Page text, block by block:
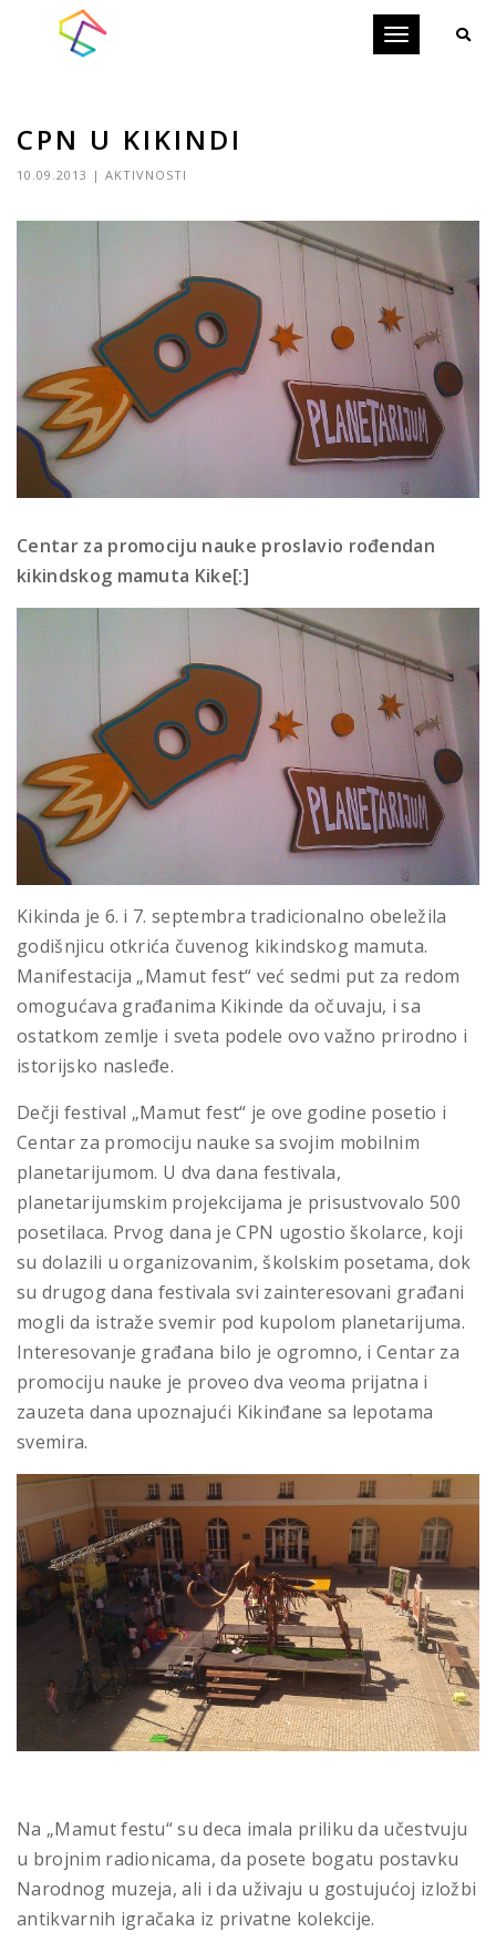
Toggle
CPN U KIKINDI
10.09.2013 | AKTIVNOSTI
Centar za promociju nauke proslavio rođendan
kikindskog mamuta Kike[:]
Kikinda je 6. i 7. septembra tradicionalno obeležila
godišnjicu otkrića čuvenog kikindskog mamuta.
Manifestacija „Mamut fest“ već sedmi put za redom
omogućava građanima Kikinde da očuvaju, i sa
ostatkom zemlje i sveta podele ovo važno prirodno i
istorijsko nasleđe.
Dečji festival „Mamut fest“ je ove godine posetio i
Centar za promociju nauke sa svojim mobilnim
planetarijumom. U dva dana festivala,
planetarijumskim projekcijama je prisustvovalo 500
posetilaca. Prvog dana je CPN ugostio školarce, koji
su dolazili u organizovanim, školskim posetama, dok
su drugog dana festivala svi zainteresovani građani
mogli da istraže svemir pod kupolom planetarijuma.
Interesovanje građana bilo je ogromno, i Centar za
promociju nauke je proveo dva veoma prijatna i
zauzeta dana upoznajući Kikinđane sa lepotama
svemira.
Na „Mamut festu“ su deca imala priliku da učestvuju
u brojnim radionicama, da posete bogatu postavku
Narodnog muzeja, ali i da uživaju u gostujućoj izložbi
antikvarnih igračaka iz privatne kolekcije.